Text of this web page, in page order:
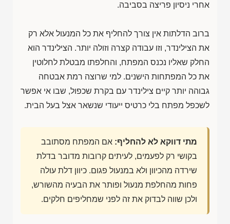
אחרי ניסיון פריצה בסביבה.
ברוב הדלתות אין צורך להחליף את כל המנעול אלא רק
את הצילינדר, וזו עבודה קצרה וזולה יותר. הצילינדר הוא
החלק שאליו נכנס המפתח, והחלפתו מבטלת לחלוטין
את כל המפתחות הישנים. למי שרוצה רמת אבטחה
גבוהה יותר קיים צילינדר עם בקרת שכפול, שבו אי אפשר
לשכפל מפתח בלי כרטיס ייעודי שנשאר אצל בעל הבית.
מתי דווקא לא להחליף: אם המפתח מסתובב
בקושי רק לפעמים, לעיתים קרובות מדובר בדלת
שירדה מהכיוון ולא במנעול פגום. כיוון דלת עולה
פחות מהחלפת מנעול ופותר את הבעיה מהשורש,
ולכן שווה לבדוק את זה לפני שמחליפים חלקים.